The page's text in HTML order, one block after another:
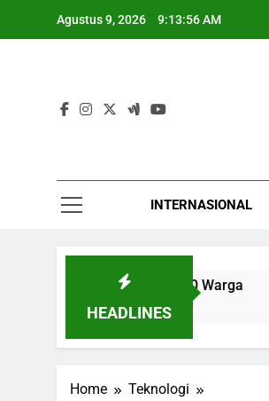
Agustus 9, 2026 9:13:57 AM
INTERNASIONAL
HEADLINES
dari 40.000 Warga
Home
Teknologi